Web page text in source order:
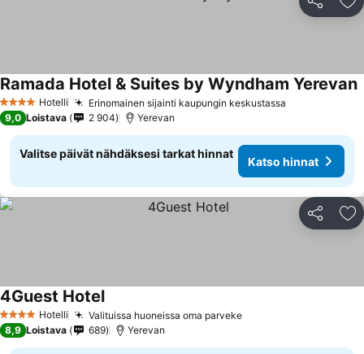
Jaa
4 Tähtiluokitus
Hotelli Erinomainen sijainti kaupungin keskustassa
Ramada Hotel & Suites by Wyndham Yerevan
9,0 Loistava 2 904 Yerevan
Valitse päivät nähdäksesi tarkat hinnat
Katso hinnat
Jaa
4 Tähtiluokitus
Hotelli Valituissa huoneissa oma parvekeKatso hinnat
4Guest HotelKatso hinnat
8,9 Loistava 689 Yerevan